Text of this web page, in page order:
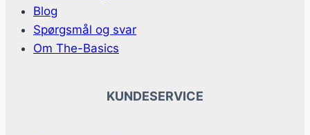
Blog
Spørgsmål og svar
Om The-Basics
KUNDESERVICE